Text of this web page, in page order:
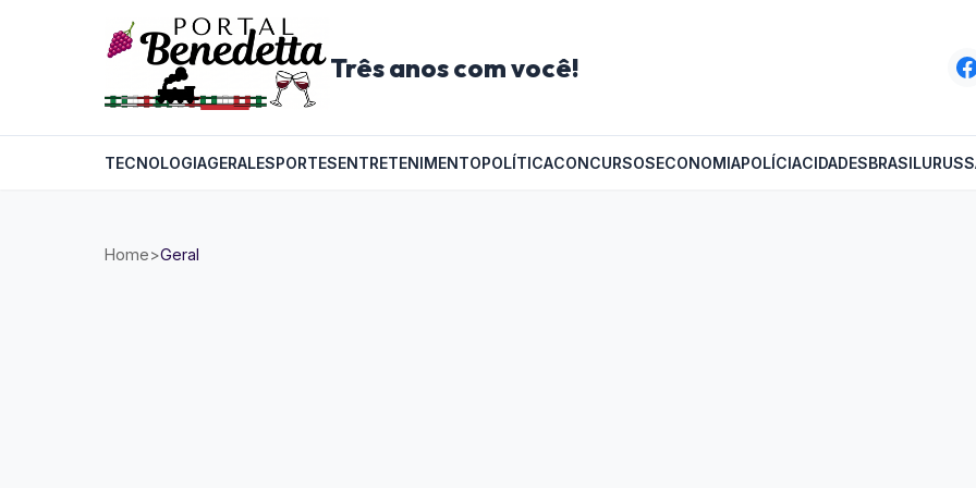
Três anos com você!
TECNOLOGIAGERALESPORTESENTRETENIMENTOPOLÍTICACONCURSOSECONOMIAPOLÍCIACIDADESBRASIL
Home>Geral